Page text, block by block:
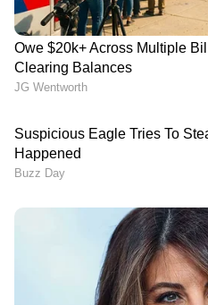
RECOMMENDED STORIES
'ആയിരം യുവതീ
യുവാക്കളിൽ വെറും 12
പേർക്ക് മാത്രമാണ് സ്ഥിരം